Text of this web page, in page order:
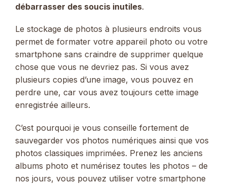
débarrasser des soucis inutiles.
Le stockage de photos à plusieurs endroits vous
permet de formater votre appareil photo ou votre
smartphone sans craindre de supprimer quelque
chose que vous ne devriez pas. Si vous avez
plusieurs copies d’une image, vous pouvez en
perdre une, car vous avez toujours cette image
enregistrée ailleurs.
C’est pourquoi je vous conseille fortement de
sauvegarder vos photos numériques ainsi que vos
photos classiques imprimées. Prenez les anciens
albums photo et numérisez toutes les photos – de
nos jours, vous pouvez utiliser votre smartphone